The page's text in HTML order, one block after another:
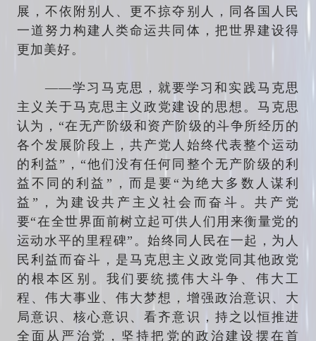
展，不依附别人、更不掠夺别人，同各国人民
一道努力构建人类命运共同体，把世界建设得
更加美好。
——学习马克思，就要学习和实践马克思
主义关于马克思主义政党建设的思想。马克思
认为，“在无产阶级和资产阶级的斗争所经历的
各个发展阶段上，共产党人始终代表整个运动
的利益”，“他们没有任何同整个无产阶级的利
益不同的利益”，而是要“为绝大多数人谋利
益”，为建设共产主义社会而奋斗。共产党
要“在全世界面前树立起可供人们用来衡量党的
运动水平的里程碑”。始终同人民在一起，为人
民利益而奋斗，是马克思主义政党同其他政党
的根本区别。我们要统揽伟大斗争、伟大工
程、伟大事业、伟大梦想，增强政治意识、大
局意识、核心意识、看齐意识，持之以恒推进
全面从严治党，坚持把党的政治建设摆在首